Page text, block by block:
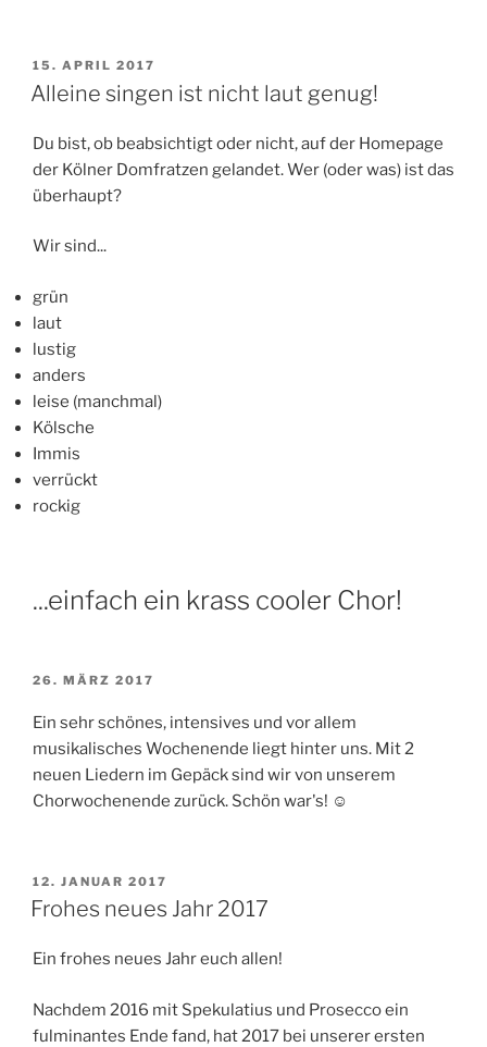
VERÖFFENTLICHT
AM
15. APRIL 2017
Alleine singen ist nicht laut genug!
Du bist, ob beabsichtigt oder nicht, auf der Homepage
der Kölner Domfratzen gelandet. Wer (oder was) ist das
überhaupt?
Wir sind...
grün
laut
lustig
anders
leise (manchmal)
Kölsche
Immis
verrückt
rockig
...einfach ein krass cooler Chor!
VERÖFFENTLICHT
26. MÄRZ 2017
Ein sehr schönes, intensives und vor allem
musikalisches Wochenende liegt hinter uns. Mit 2
neuen Liedern im Gepäck sind wir von unserem
Chorwochenende zurück. Schön war's! ☺
VERÖFFENTLICHT
AM
12. JANUAR 2017
Frohes neues Jahr 2017
Ein frohes neues Jahr euch allen!
Nachdem 2016 mit Spekulatius und Prosecco ein
fulminantes Ende fand, hat 2017 bei unserer ersten